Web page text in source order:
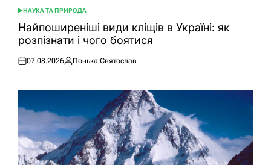
ОПУБЛІКУВАТИ
У
НАУКА ТА ПРИРОДА
Найпоширеніші види кліщів в Україні: як
розпізнати і чого боятися
Оприлюднено
07.08.2026
Опубліковано
Понька Святослав